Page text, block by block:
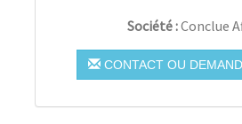
Société :Conclue
CONTACT OU